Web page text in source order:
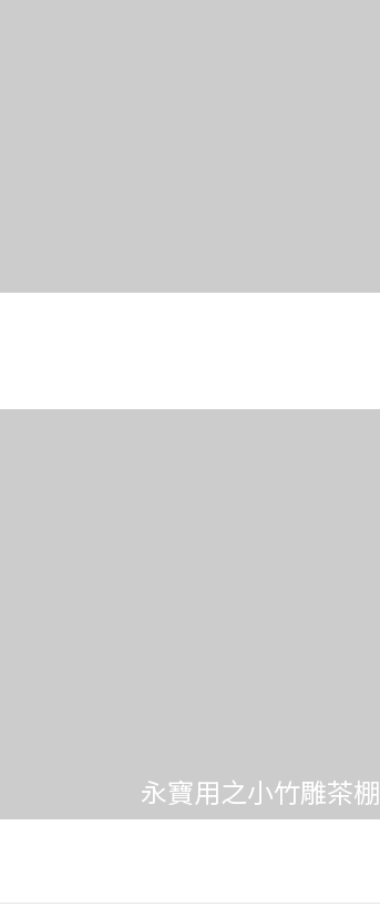
永寶用之小竹雕茶棚